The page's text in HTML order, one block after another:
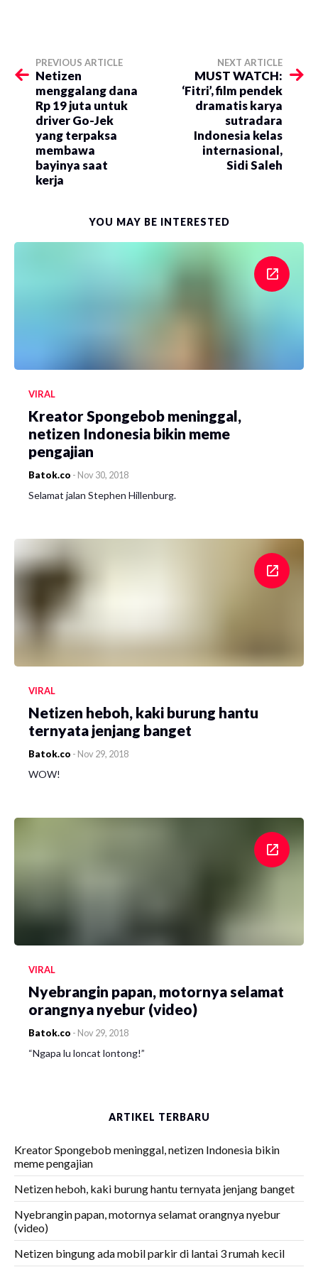
PREVIOUS ARTICLE
Netizen
menggalang dana
Rp 19 juta untuk
driver Go-Jek
yang terpaksa
membawa
bayinya saat
kerja
NEXT ARTICLE
MUST WATCH:
‘Fitri’, film pendek
dramatis karya
sutradara
Indonesia kelas
internasional,
Sidi Saleh
YOU MAY BE INTERESTED
VIRAL
Kreator Spongebob meninggal,
netizen Indonesia bikin meme
pengajian
Batok.co - Nov 30, 2018
Selamat jalan Stephen Hillenburg.
VIRAL
Netizen heboh, kaki burung hantu
ternyata jenjang banget
Batok.co - Nov 29, 2018
WOW!
VIRAL
Nyebrangin papan, motornya selamat
orangnya nyebur (video)
Batok.co - Nov 29, 2018
“Ngapa lu loncat lontong!”
ARTIKEL TERBARU
Kreator Spongebob meninggal, netizen Indonesia bikin
meme pengajian
Netizen heboh, kaki burung hantu ternyata jenjang banget
Nyebrangin papan, motornya selamat orangnya nyebur
(video)
Netizen bingung ada mobil parkir di lantai 3 rumah kecil